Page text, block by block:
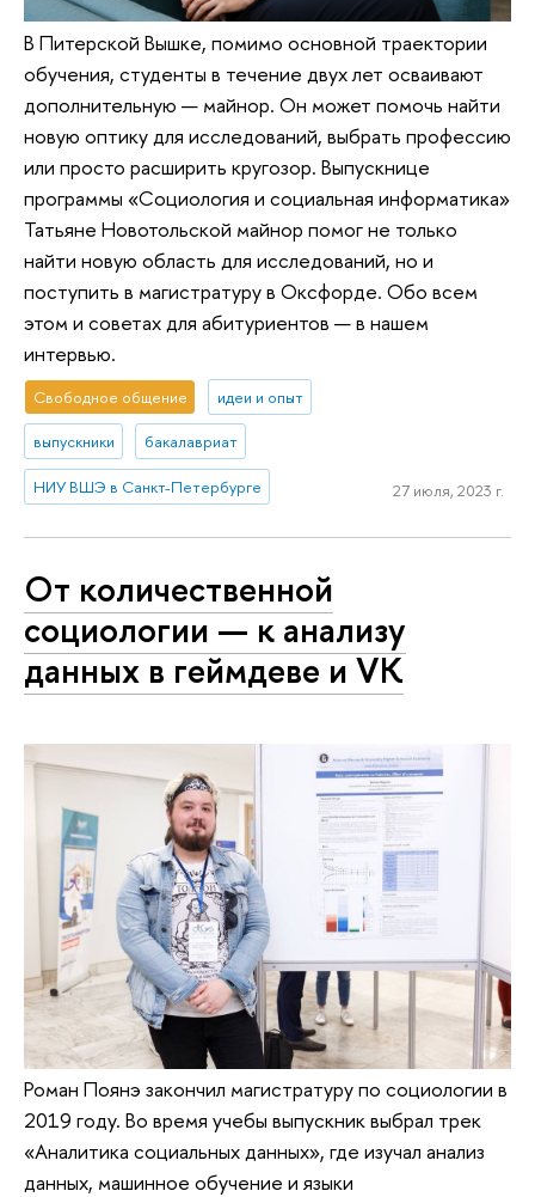
В Питерской Вышке, помимо основной траектории
обучения, студенты в течение двух лет осваивают
дополнительную — майнор. Он может помочь найти
новую оптику для исследований, выбрать профессию
или просто расширить кругозор. Выпускнице
программы «Социология и социальная информатика»
Татьяне Новотольской майнор помог не только
найти новую область для исследований, но и
поступить в магистратуру в Оксфорде. Обо всем
этом и советах для абитуриентов — в нашем
интервью.
Свободное общение идеи и опыт
выпускники бакалавриат
НИУ ВШЭ в Санкт-Петербурге 27 июля, 2023 г.
От количественной
социологии — к анализу
данных в геймдеве и VK
Роман Поянэ закончил магистратуру по социологии в
2019 году. Во время учебы выпускник выбрал трек
«Аналитика социальных данных»‎, где изучал анализ
данных, машинное обучение и языки